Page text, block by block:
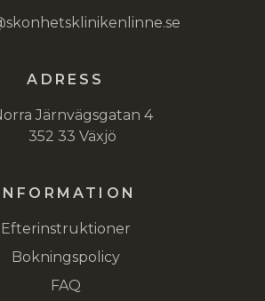
ADRESS
Järnvägsgatan 4
352 33 Växjö
Efterinstruktioner
Bokningspolicy
FAQ